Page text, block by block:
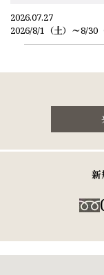
2026.07.27
2026/8/1（土）～8/30
新